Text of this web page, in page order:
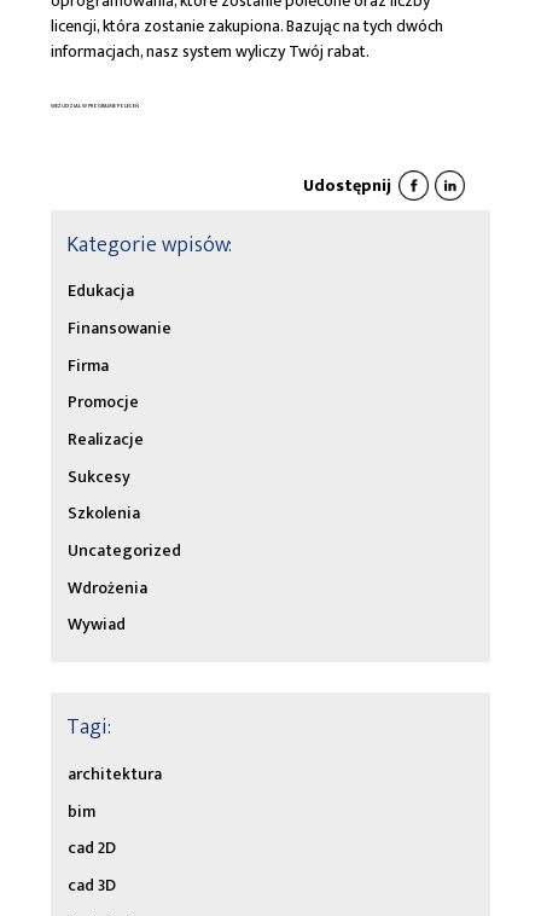
licencji, która zostanie zakupiona. Bazując na tych dwóch
informacjach, nasz system wyliczy Twój rabat.
WEŹ UDZIAŁ W PROGRAMIE POLECEŃ
Udostępnij
Kategorie wpisów:
Edukacja
Finansowanie
Firma
Promocje
Realizacje
Sukcesy
Szkolenia
Uncategorized
Wdrożenia
Wywiad
Tagi:
architektura
bim
cad 2D
cad 3D